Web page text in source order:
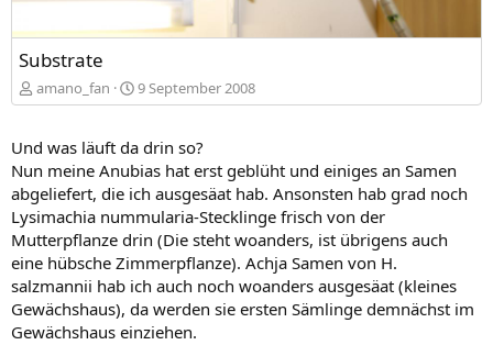
Substrate
amano_fan 9 September 2008
Und was läuft da drin so?
Nun meine Anubias hat erst geblüht und einiges an Samen
abgeliefert, die ich ausgesäat hab. Ansonsten hab grad noch
Lysimachia nummularia-Stecklinge frisch von der
Mutterpflanze drin (Die steht woanders, ist übrigens auch
eine hübsche Zimmerpflanze). Achja Samen von H.
salzmannii hab ich auch noch woanders ausgesäat (kleines
Gewächshaus), da werden sie ersten Sämlinge demnächst im
Gewächshaus einziehen.